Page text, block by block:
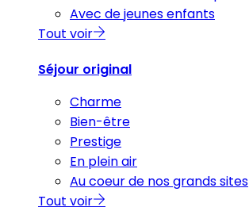
Avec de jeunes enfants
Tout voir
Séjour original
Charme
Bien-être
Prestige
En plein air
Au coeur de nos grands sites
Tout voir